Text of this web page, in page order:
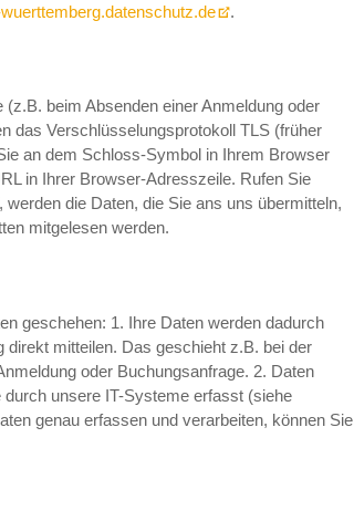
.
beim Absenden einer Anmeldung oder
das Verschlüsselungsprotokoll TLS (früher
an dem Schloss-Symbol in Ihrem Browser
in Ihrer Browser-Adresszeile. Rufen Sie
die Daten, die Sie ans uns übermitteln,
mitgelesen werden.
geschehen: 1. Ihre Daten werden dadurch
mitteilen. Das geschieht z.B. bei der
oder Buchungsanfrage. 2. Daten
unsere IT-Systeme erfasst (siehe
genau erfassen und verarbeiten, können Sie